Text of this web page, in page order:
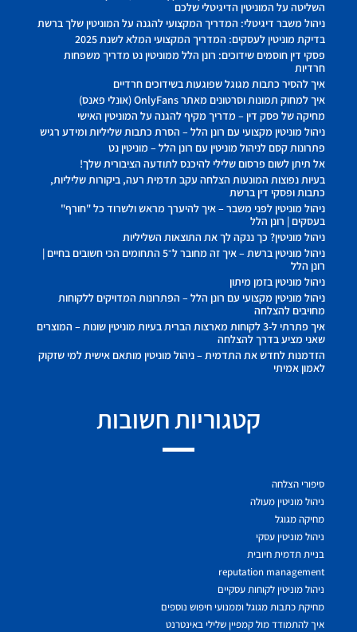
השליטה על המוניטין הדיגיטלי שלכם
ניהול משבר דיגיטלי: המדריך המקצועי להגנה על המוניטין שלך ברשת
בדיקת מוניטין לעסקים: המדריך המקצועי המלא לשנת 2025
פסקי דין חוסמים שידוכים: רונן הלל ממוניטין נט מדריך משפחות
חרדיות
איך להסיר כתבות מגוגל שפוגעות בשידוכים חרדיים
איך למחוק תמונות וסרטונים מאתר OnlyFans (אונלי פאנס)
מחיקה של פסק דין – מדריך מקיף להגנה על המוניטין האישי
ניהול מוניטין מקצועי עם רונן הלל – הסרת כתבות שליליות ומידע רגיש
פתרונות קסם לניהול מוניטין עם רונן הלל – מוניטין נט
אל תיתן לשום פרסום שלילי להיכנס לתודעה הציבורית שלך!
בעיות נפוצות המונעות הצלחה עקב תדמית רעה, ביקורות שליליות,
כתבות ופסקי דין ברשת
ניהול מוניטין לפני משבר – איך להיערך מראש ולשרוד כל "חורף"
בעסקים | רונן הלל
ניהול מוניטין? כך ננקה לך את התוצאות השליליות
ניהול מוניטין ברשת – איך זה מחובר ל־5 התחומים הכי חשובים בחיים |
רונן הלל
ניהול מוניטין בזמן מיתון
ניהול מוניטין מקצועי עם רונן הלל – הפתרונות המדויקים ללקוחות
מחויבים להצלחה
איך פתרתי ל-3 לקוחות מארצות הברית בעיות מוניטין שונות – המוצרים
שאני מציע בדרך להצלחה
הזדמנות לחדש את התדמית – ניהול מוניטין מותאם אישית למי שזקוק
לאמון אמיתי
קטגוריות חשובות
סיפורי הצלחה
ניהול מוניטין מעולה
מחיקה מגוגל
ניהול מוניטין עסקי
בניית תדמית חיובית
reputation management
ניהול מוניטין לקוחות עסקיים
מחיקת כתבות מגוגל וממנועי חיפוש נוספים
איך להתמודד מול קמפיין שלילי באינטרנט